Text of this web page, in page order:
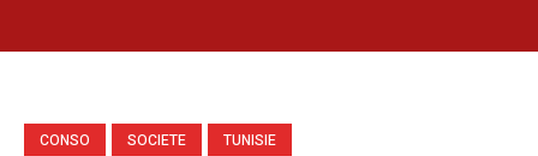
CONSO SOCIETE TUNISIE